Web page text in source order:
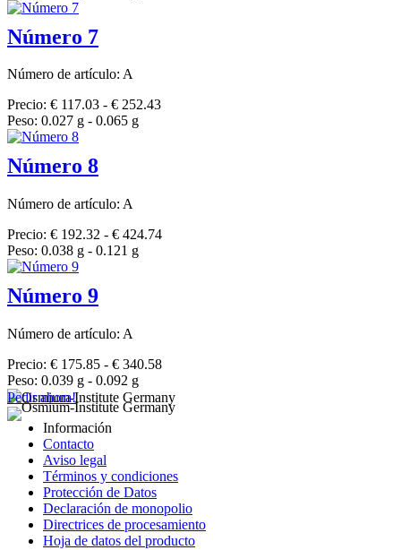
Número 7
Número de artículo: A
Precio: € 117.03 - € 252.43
Peso: 0.027 g - 0.065 g
Número 8
Número de artículo: A
Precio: € 192.32 - € 424.74
Peso: 0.038 g - 0.121 g
Número 9
Número de artículo: A
Precio: € 175.85 - € 340.58
Peso: 0.039 g - 0.092 g
Pedir ahora!
Información
Contacto
Aviso legal
Términos y condiciones
Protección de Datos
Declaración de monopolio
Directrices de procesamiento
Hoja de datos del producto